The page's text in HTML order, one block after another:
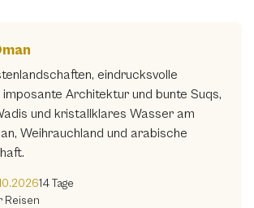
eindrucksvolle
imposante Architektur und bunte Suqs,
und kristallklares Wasser am
Weihrauchland und arabische
14 Tage
Reisen